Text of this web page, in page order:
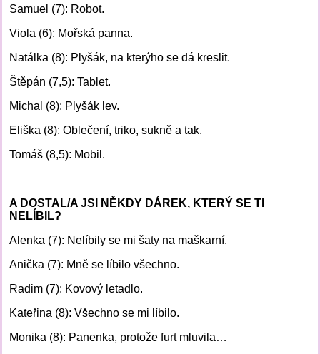
Samuel (7): Robot.
Viola (6): Mořská panna.
Natálka (8): Plyšák, na kterýho se dá kreslit.
Štěpán (7,5): Tablet.
Michal (8): Plyšák lev.
Eliška (8): Oblečení, triko, sukně a tak.
Tomáš (8,5): Mobil.
A DOSTAL/A JSI NĚKDY DÁREK, KTERÝ SE TI
NELÍBIL?
Alenka (7): Nelíbily se mi šaty na maškarní.
Anička (7): Mně se líbilo všechno.
Radim (7): Kovový letadlo.
Kateřina (8): Všechno se mi líbilo.
Monika (8): Panenka, protože furt mluvila…